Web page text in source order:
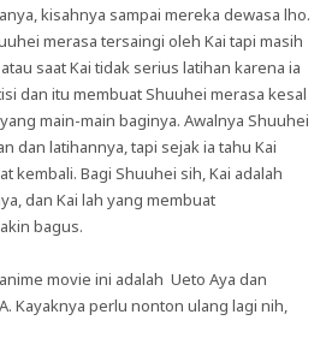
kisahnya sampai mereka dewasa lho.
merasa tersaingi oleh Kai tapi masih
saat Kai tidak serius latihan karena ia
dan itu membuat Shuuhei merasa kesal
main-main baginya. Awalnya Shuuhei
dan latihannya, tapi sejak ia tahu Kai
kembali. Bagi Shuuhei sih, Kai adalah
dan Kai lah yang membuat
bagus.
movie ini adalah Ueto Aya dan
Kayaknya perlu nonton ulang lagi nih,